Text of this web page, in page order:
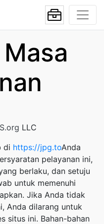
LLC
di https://jpg.toAnda
pelayanan ini,
berlaku, dan setuju
untuk memenuhi
Jika Anda tidak
Anda dilarang untuk
situs ini. Bahan-bahan